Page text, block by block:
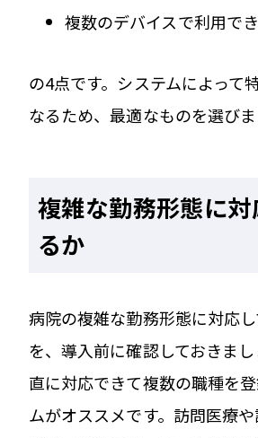
複数のデバイスで利用で
の4点です。システムによって
なるため、最適なものを選びま
複雑な勤務形態に
るか
病院の複雑な勤務形態に対応
を、導入前に確認しておきま
直に対応できて複数の職種を
ムがオススメです。訪問医療